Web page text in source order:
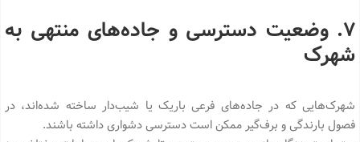
۷. وضعیت دسترسی و جاده‌های منتهی به
شهرک
شهرک‌هایی که در جاده‌های فرعی باریک یا شیب‌دار ساخته شده‌اند، در
فصول بارندگی و برف‌گیر ممکن است دسترسی دشواری داشته باشند.